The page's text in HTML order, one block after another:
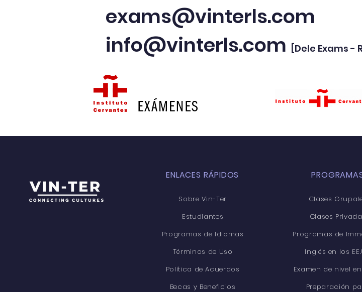
exams@vinterls.com
info@vinterls.com [Dele Exams -
ENLACES RÁPIDOS
Sobre Vin-Ter
Estudiantes
Programas de Idiomas
Términos de Uso
Política de Acuerdos
Becas y Beneficios
Clases
Clases
Programas de
Inglés en los
Examen de nivel
Preparación